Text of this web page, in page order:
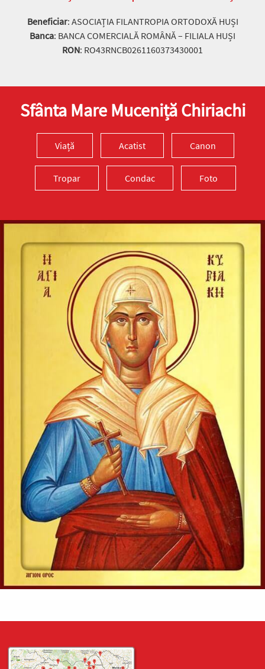
Beneficiar: ASOCIAȚIA FILANTROPIA ORTODOXĂ HUȘI
Banca: BANCA COMERCIALĂ ROMÂNĂ – FILIALA HUȘI
RON: RO43RNCB0261160373430001
Sfânta Mare Muceniță Chiriachi
Viață Acatist Canon
Tropar Condac Foto